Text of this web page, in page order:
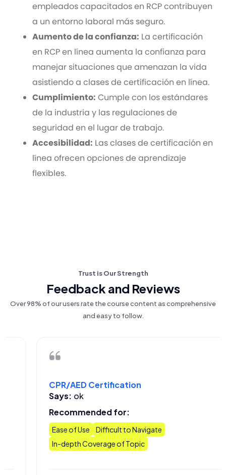
empleados capacitados en RCP contribuyen
a un entorno laboral más seguro.
Aumento de la confianza: La certificación
en RCP en línea aumenta la confianza para
manejar situaciones que amenazan la vida
asistiendo a clases de certificación en línea.
Cumplimiento: Cumple con los estándares
de la industria y las regulaciones de
seguridad en el lugar de trabajo.
Accesibilidad: Las clases de certificación en
línea ofrecen opciones de aprendizaje
flexibles.
Trust is Our Strength
Feedback and Reviews
Over 98% of our users rate the course content as comprehensive
and easy to follow.
AED Certification
for:
Difficult to Navigate
In-depth Coverage of Topic